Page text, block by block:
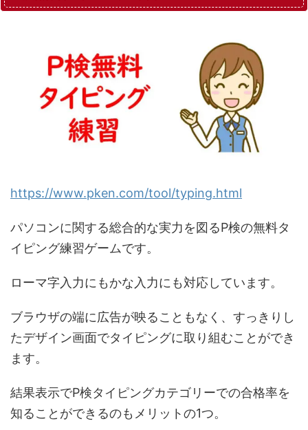
https://www.pken.com/tool/typing.html
パソコンに関する総合的な実力を図るP検の無料タ
イピング練習ゲームです。
ローマ字入力にもかな入力にも対応しています。
ブラウザの端に広告が映ることもなく、すっきりし
たデザイン画面でタイピングに取り組むことができ
ます。
結果表示でP検タイピングカテゴリーでの合格率を
知ることができるのもメリットの1つ。